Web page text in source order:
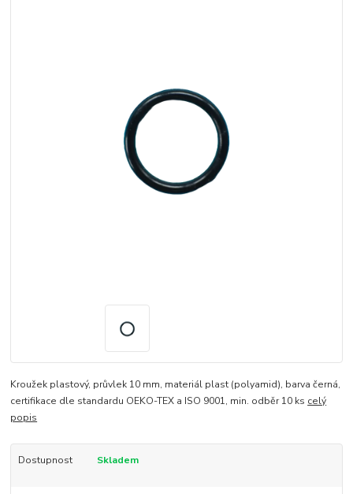
Kroužek plastový, průvlek 10 mm, materiál plast (polyamid), barva černá,
certifikace dle standardu OEKO-TEX a ISO 9001, min. odběr 10 ks celý
popis
Dostupnost Skladem